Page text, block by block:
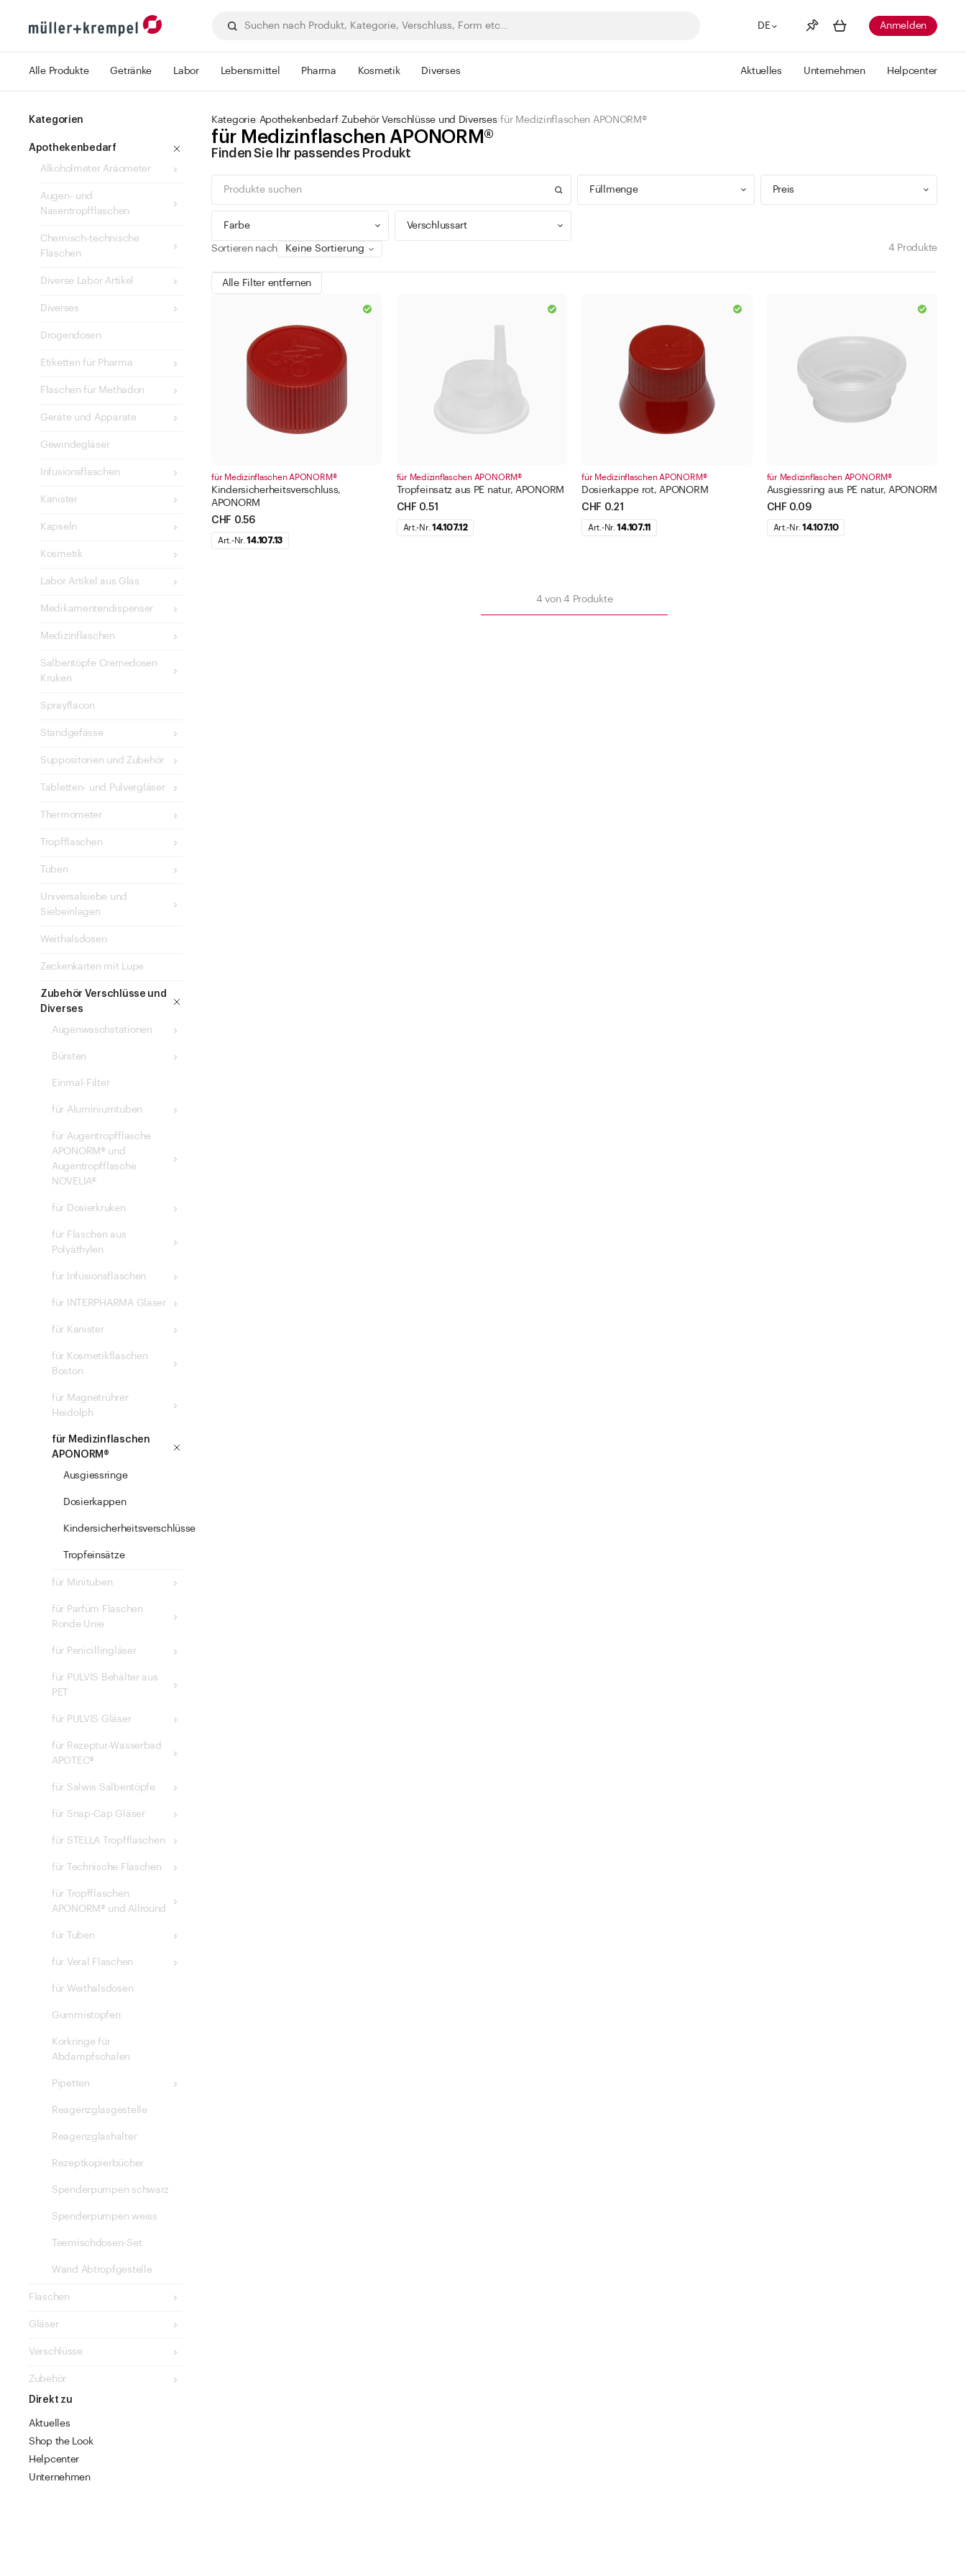
DE
Merkliste Mehr anzeigen
Anmelden
Alle Produkte Getränke Labor Lebensmittel Pharma Kosmetik Diverses Aktuelles Unternehmen Helpcenter
Kategorien
Apothekenbedarf
Alkoholmeter Aräometer
Augen- und
Nasentropfflaschen
Chemisch-technische
Flaschen
Diverse Labor Artikel
Diverses
Drogendosen
Etiketten für Pharma
Flaschen für Methadon
Geräte und Apparate
Gewindegläser
Infusionsflaschen
Kanister
Kapseln
Kosmetik
Labor Artikel aus Glas
Medikamentendispenser
Medizinflaschen
Salbentöpfe Cremedosen
Kruken
Sprayflacon
Standgefässe
Suppositorien und Zubehör
Tabletten- und Pulvergläser
Thermometer
Tropfflaschen
Tuben
Universalsiebe und
Siebeinlagen
Weithalsdosen
Zeckenkarten mit Lupe
Zubehör Verschlüsse und
Diverses
Augenwaschstationen
Bürsten
Einmal-Filter
für Aluminiumtuben
für Augentropfflasche
APONORM® und
Augentropfflasche
NOVELIA®
für Dosierkruken
für Flaschen aus
Polyäthylen
für Infusionsflaschen
für INTERPHARMA Gläser
für Kanister
für Kosmetikflaschen
Boston
für Magnetrührer
Heidolph
für Medizinflaschen
APONORM®
Ausgiessringe
Dosierkappen
Kindersicherheitsverschlüsse
Tropfeinsätze
für Minituben
für Parfüm Flaschen
Ronde Unie
für Penicillingläser
für PULVIS Behälter aus
PET
für PULVIS Gläser
für Rezeptur-Wasserbad
APOTEC®
für Salwis Salbentöpfe
für Snap-Cap Gläser
für STELLA Tropfflaschen
für Technische Flaschen
für Tropfflaschen
APONORM® und Allround
für Tuben
für Veral Flaschen
für Weithalsdosen
Gummistopfen
Korkringe für
Abdampfschalen
Pipetten
Reagenzglasgestelle
Reagenzglashalter
Rezeptkopierbücher
Spenderpumpen schwarz
Spenderpumpen weiss
Teemischdosen-Set
Wand Abtropfgestelle
Flaschen
Gläser
Verschlüsse
Zubehör
Direkt zu
Aktuelles
Shop the Look
Helpcenter
Unternehmen
Kategorie Apothekenbedarf Zubehör Verschlüsse und Diverses für Medizinflaschen APONORM®
für Medizinflaschen APONORM®
Finden Sie Ihr passendes Produkt
Füllmenge
0 - 99 ml
500 - 999 ml
1000 - 10.000 ml
Filter anwenden
Preis
CHF
Farbe
blau
silber
braun
transparent
schwarz
orange
Filter anwenden
Verschlussart
Sortieren nach 4 Produkte
Alle Filter entfernen
für Medizinflaschen APONORM®
Kindersicherheitsverschluss,
APONORM
CHF 0.56
Art.-Nr.14.107.13
für Medizinflaschen APONORM®
Tropfeinsatz aus PE natur, APONORM
CHF 0.51
Art.-Nr. 14.107.12
für Medizinflaschen APONORM®
Dosierkappe rot, APONORM
CHF 0.21
Art.-Nr.14.107.11
für Medizinflaschen APONORM®
Ausgiessring aus PE natur, APONORM
CHF 0.09
Art.-Nr. 14.107.10
4von4 Produkte